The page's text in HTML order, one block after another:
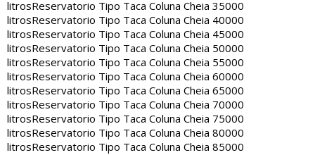
litrosReservatorio Tipo Taca Coluna Cheia 35000
litrosReservatorio Tipo Taca Coluna Cheia 40000
litrosReservatorio Tipo Taca Coluna Cheia 45000
litrosReservatorio Tipo Taca Coluna Cheia 50000
litrosReservatorio Tipo Taca Coluna Cheia 55000
litrosReservatorio Tipo Taca Coluna Cheia 60000
litrosReservatorio Tipo Taca Coluna Cheia 65000
litrosReservatorio Tipo Taca Coluna Cheia 70000
litrosReservatorio Tipo Taca Coluna Cheia 75000
litrosReservatorio Tipo Taca Coluna Cheia 80000
litrosReservatorio Tipo Taca Coluna Cheia 85000